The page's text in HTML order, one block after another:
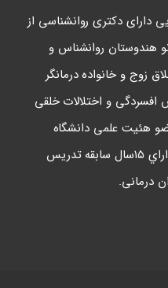
دارای دكتری روانشناسی از
هندوستان روانشناس و
زوج و خانواده درمانگر
و اختلالات خلقی
هئيت علمی دانشگاه
تربيت معلم و داراي ١٥سال سابقه تدريس
درمانی.